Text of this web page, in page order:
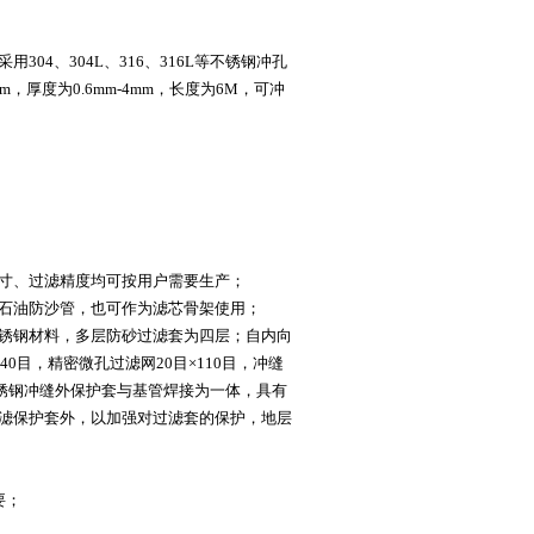
用304、304L、316、316L等不锈钢冲孔
厚度为0.6mm-4mm，长度为6M，可冲
、过滤精度均可按用户需要生产；
油防沙管，也可作为滤芯骨架使用；
钢材料，多层防砂过滤套为四层；自内向
目，精密微孔过滤网20目×110目，冲缝
钢冲缝外保护套与基管焊接为一体，具有
保护套外，以加强对过滤套的保护，地层